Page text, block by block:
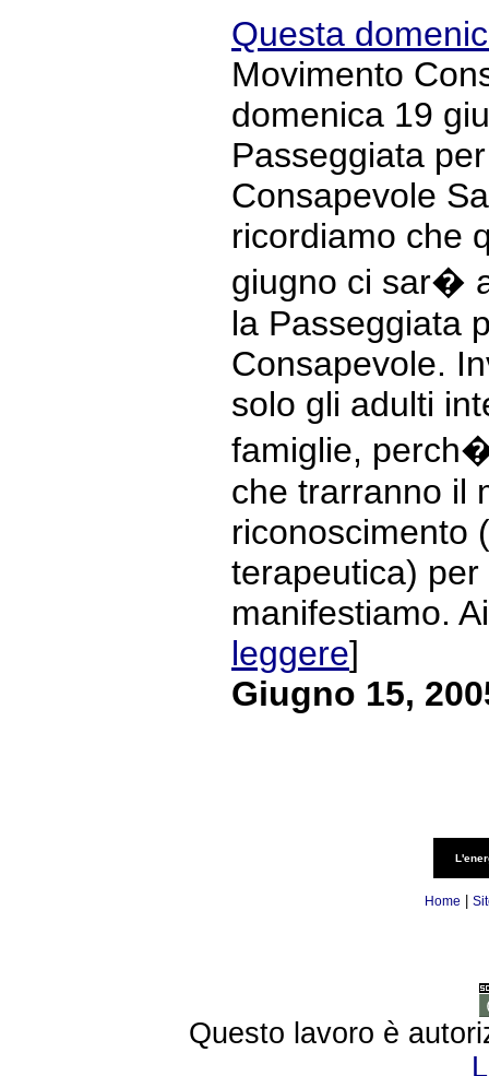
Questa
Movimento
domenica 19
Passeggiata
Consapevole
ricordiamo che
giugno ci sar�
la Passeggiata
Consapevole.
solo gli adulti
famiglie,
che trarranno il
riconoscimento
terapeutica) per
manifestiamo.
leggere]
Giugno 15,
Home |
Questo lavoro è